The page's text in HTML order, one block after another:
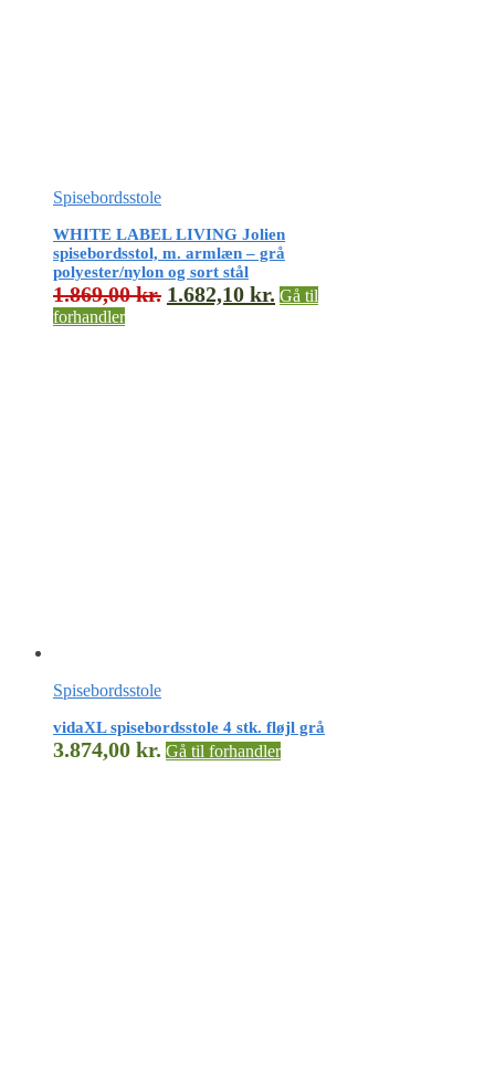
Spisebordsstole
WHITE LABEL LIVING Jolien
spisebordsstol, m. armlæn – grå
polyester/nylon og sort stål
1.869,00kr. 1.682,10 kr. Gå til
forhandler
Spisebordsstole
vidaXL spisebordsstole 4 stk. fløjl grå
3.874,00 kr. Gå til forhandler